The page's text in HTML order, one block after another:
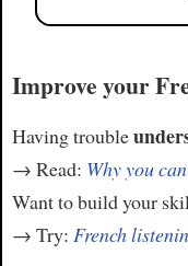
Improve your
Having trouble
→ Read: Why you
Want to build your
→ Try: French